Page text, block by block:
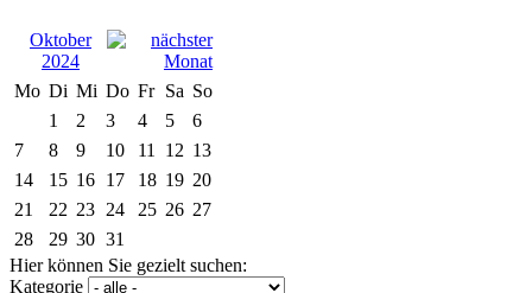
Oktober
2024
Mo Di Mi Do Fr Sa So
1
2 3 4 5
6
7
8 9 10 11 12 13
14
15 16 17 18 19 20
21
22 23 24 25 26 27
28
29 30 31
Hier können Sie gezielt suchen:
Kategorie